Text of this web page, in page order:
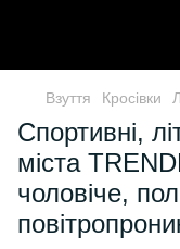
Взуття Кросівки
Спортивні,
міста
чоловіче,